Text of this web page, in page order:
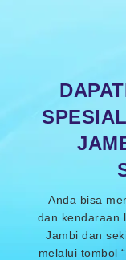
Anda bisa
dan kendaraan
Jambi dan
melalui tombol “